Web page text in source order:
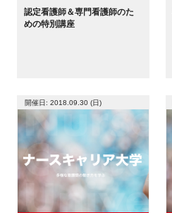
認定看護師＆専門看護師のた
めの特別講座
開催日: 2018.09.30 (日)